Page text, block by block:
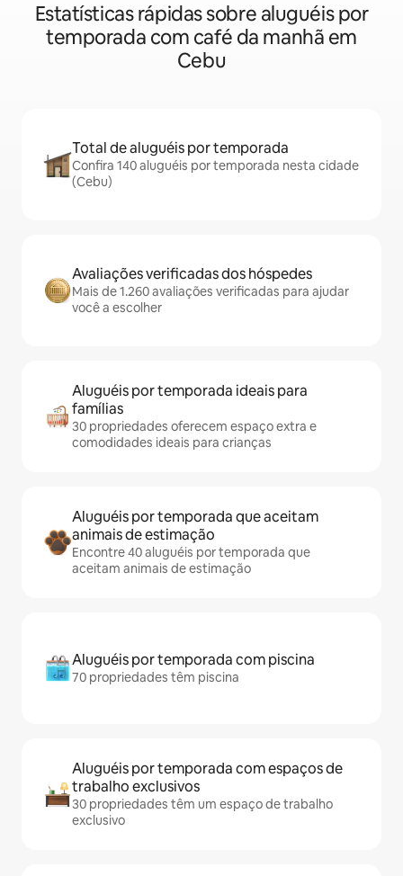
Estatísticas rápidas sobre aluguéis por
temporada com café da manhã em
Cebu
Total de aluguéis por temporada
Confira 140 aluguéis por temporada nesta cidade
(Cebu)
Avaliações verificadas dos hóspedes
Mais de 1.260 avaliações verificadas para ajudar
você a escolher
Aluguéis por temporada ideais para
famílias
30 propriedades oferecem espaço extra e
comodidades ideais para crianças
Aluguéis por temporada que aceitam
animais de estimação
Encontre 40 aluguéis por temporada que
aceitam animais de estimação
Aluguéis por temporada com piscina
70 propriedades têm piscina
Aluguéis por temporada com espaços de
trabalho exclusivos
30 propriedades têm um espaço de trabalho
exclusivo